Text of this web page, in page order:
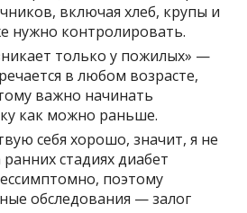
включая хлеб, крупы и
нужно контролировать.
только у пожилых» —
в любом возрасте,
важно начинать
как можно раньше.
себя хорошо, значит, я не
стадиях диабет
поэтому
обследования — залог